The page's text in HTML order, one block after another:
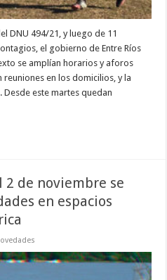
DNU 494/21, y luego de 11
el gobierno de Entre Ríos
se amplían horarios y aforos
en los domicilios, y la
Desde este martes quedan
de noviembre se
en espacios